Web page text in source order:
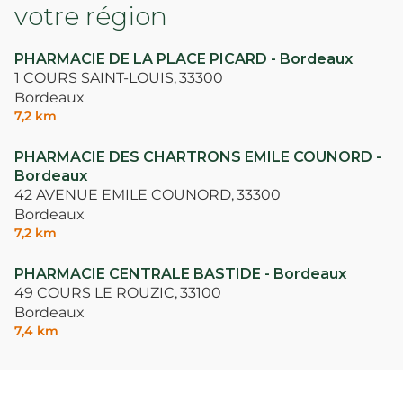
votre région
PHARMACIE DE LA PLACE PICARD - Bordeaux
1 COURS SAINT-LOUIS,33300
Bordeaux
7,2 km
PHARMACIE DES CHARTRONS EMILE COUNORD -
Bordeaux
42 AVENUE EMILE COUNORD,33300
Bordeaux
7,2 km
PHARMACIE CENTRALE BASTIDE - Bordeaux
49 COURS LE ROUZIC,33100
Bordeaux
7,4 km